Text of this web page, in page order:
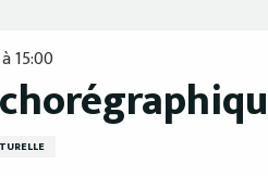
15:00